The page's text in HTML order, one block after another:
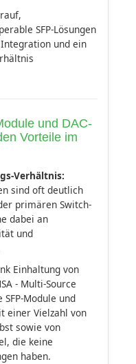
SFP-Lösungen
und ein
und DAC-
Vorteile im
Verhältnis:
sind oft deutlich
primären Switch-
dabei an
und
Einhaltung von
- Multi-Source
Module und
einer Vielzahl von
sowie von
die keine
haben.